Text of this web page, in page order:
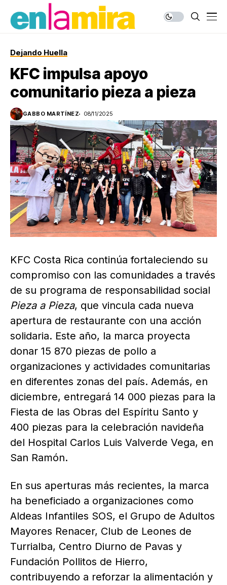
Dejando Huella
KFC impulsa apoyo
comunitario pieza a pieza
GABBO MARTÍNEZ 08/11/2025
KFC Costa Rica continúa fortaleciendo su
compromiso con las comunidades a través
de su programa de responsabilidad social
Pieza a Pieza, que vincula cada nueva
apertura de restaurante con una acción
solidaria. Este año, la marca proyecta
donar 15 870 piezas de pollo a
organizaciones y actividades comunitarias
en diferentes zonas del país. Además, en
diciembre, entregará 14 000 piezas para la
Fiesta de las Obras del Espíritu Santo y
400 piezas para la celebración navideña
del Hospital Carlos Luis Valverde Vega, en
San Ramón.
En sus aperturas más recientes, la marca
ha beneficiado a organizaciones como
Aldeas Infantiles SOS, el Grupo de Adultos
Mayores Renacer, Club de Leones de
Turrialba, Centro Diurno de Pavas y
Fundación Pollitos de Hierro,
contribuyendo a reforzar la alimentación y